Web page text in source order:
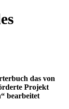
das von
Projekt
bearbeitet